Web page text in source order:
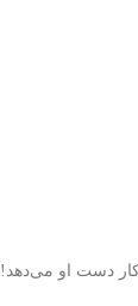
دست او می‌دهد!